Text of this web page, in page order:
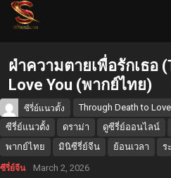
ฝ่าความตายเพื่อรักเธอ
Love You (พากย์ไทย)
ซีรี่ย์แนวตั้ง Through Death to
ซีรี่ย์แนวตั้ง
ดราม่า ดูซีรี่ย์ออนไลน์
พากย์ไทย
มินิซีรี่ย์จีน ย้อนเวลา ร
ซีรี่ย์จีน March 2, 2026